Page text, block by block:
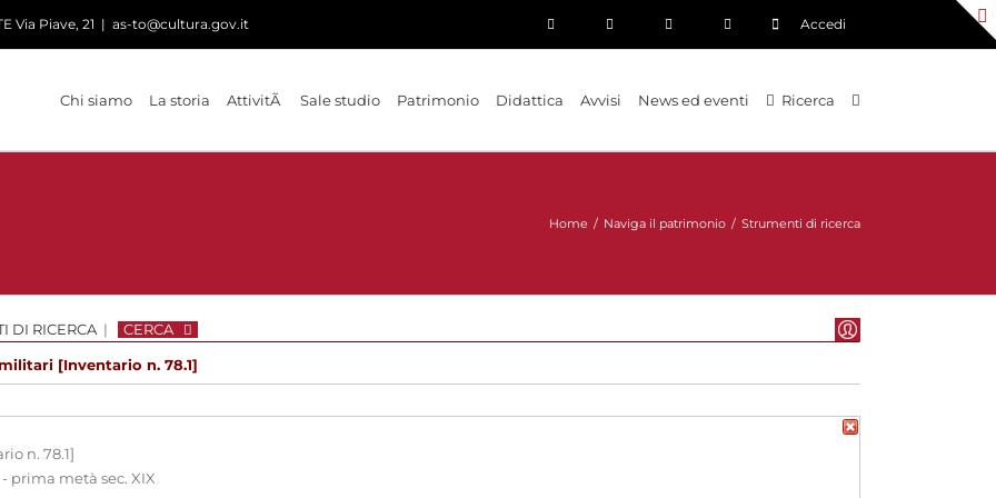
Via Piave, 21 | as-to@cultura.gov.it Accedi
Chi siamo La storia AttivitÃ Sale studio Patrimonio Didattica Avvisi News ed eventi Ricerca
Home / Naviga il patrimonio / Strumenti di ricerca
DI RICERCA | CERCA
[Inventario n. 78.1]
n. 78.1]
prima metà sec. XIX